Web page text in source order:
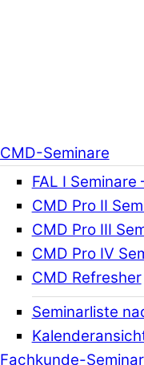
CMD-Seminare
FAL I Seminare
CMD Pro II
CMD Pro III
CMD Pro IV
CMD Refresher
Seminarliste
Fachkunde-